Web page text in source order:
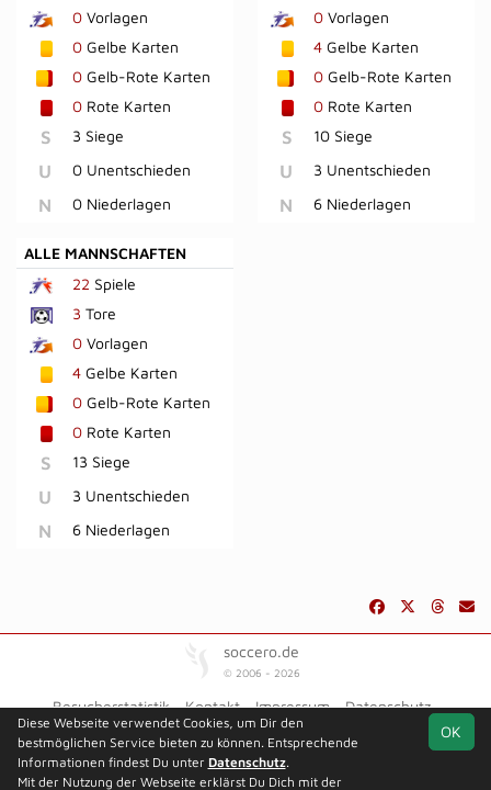
0 Vorlagen
0 Gelbe Karten
0 Gelb-Rote Karten
0 Rote Karten
S 3 Siege
U 0 Unentschieden
N 0 Niederlagen
0Vorlagen
4Gelbe Karten
0Gelb-Rote Karten
0Rote Karten
S 10 Siege
U 3 Unentschieden
N 6 Niederlagen
ALLE MANNSCHAFTEN
22 Spiele
3 Tore
0 Vorlagen
4 Gelbe Karten
0 Gelb-Rote Karten
0 Rote Karten
S 13 Siege
U 3 Unentschieden
N 6 Niederlagen
soccero.de
© 2006 - 2026
Besucherstatistik Kontakt Impressum
Datenschutz
OK
Diese Webseite verwendet Cookies, um Dir den
bestmöglichen Service bieten zu können. Entsprechende
Informationen findest Du unter Datenschutz.
Mit der Nutzung der Webseite erklärst Du Dich mit der